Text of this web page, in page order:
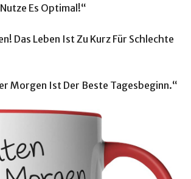
Es Optimal!“
Das Leben Ist Zu Kurz Für Schlechte
Morgen Ist Der Beste Tagesbeginn.“